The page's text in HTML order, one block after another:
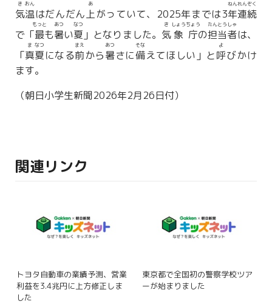
気
き
温
おん
はだんだん上
あ
がっていて、2025年までは3年
ねん
連
れん
続
ぞく
で「最
もっと
も暑
あつ
い夏
なつ
」となりました。 気
き
象
しょう
庁
ちょう
の担
たん
当
とう
者
しゃ
は、
「真
ま
夏
なつ
になる前
まえ
から暑
あつ
さに備
そな
えてほしい」と呼
よ
びかけ
ます。
（朝日小学生新聞2026年2月26日付）
関連リンク
トヨタ自動車の業績予測、営業
利益を3.4兆円に上方修正しま
した
東京都で全国初の警察学校ツア
ーが始まりました